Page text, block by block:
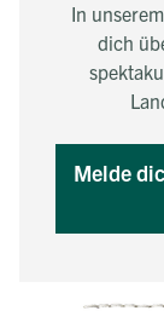
In
dich
Melde